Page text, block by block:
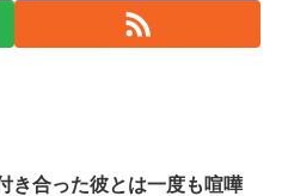
き合った彼とは一度も喧嘩